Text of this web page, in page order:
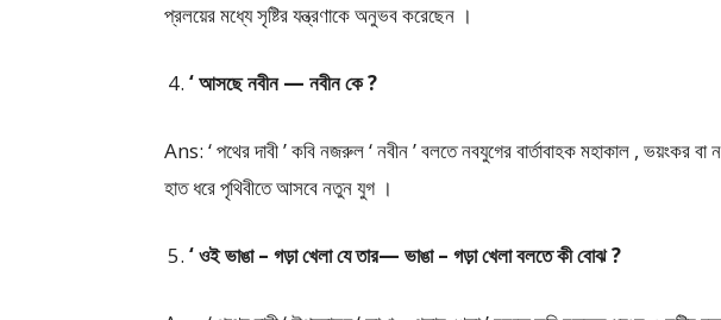
প্রলয়ের মধ্যে সৃষ্টির যন্ত্রণাকে অনুভব করেছেন ।
‘ আসছে নবীন — নবীন কে ?
Ans: ‘ পথের দাবী ’ কবি নজরুল ‘ নবীন ’ বলতে নবযুগের বার্তাবাহক মহাকাল , ভয়ংকর বা
হাত ধরে পৃথিবীতে আসবে নতুন যুগ ।
‘ ওই ভাঙা – গড়া খেলা যে তার— ভাঙা – গড়া খেলা বলতে কী বোঝ ?